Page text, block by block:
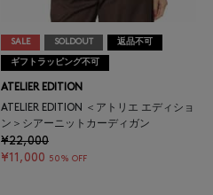
SALE SOLDOUT 返品不可
ギフトラッピング不可
ATELIER EDITION
ATELIER EDITION ＜アトリエ エディショ
ン＞シアーニットカーディガン
¥22,000
¥11,000 50% OFF